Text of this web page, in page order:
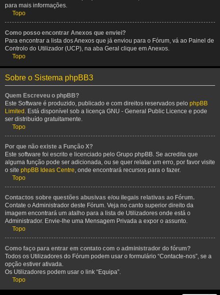
para mais informações.
Topo
Como posso encontrar Anexos que enviei?
Para encontrar a lista dos Anexos que já enviou para o Fórum, vá ao Painel de
Controlo do Utilizador (UCP), na aba Geral clique em Anexos.
Topo
Sobre o Sistema phpBB3
Quem Escreveu o phpBB?
Este Software é produzido, publicado e com direitos reservados pelo phpBB
Limited . Está disponível sob a licença GNU - General Public Licence e pode
ser distribuído gratuitamente.
Topo
Por que não existe a Função X?
Este software foi escrito e licenciado pelo Grupo phpBB. Se acredita que
alguma função pode ser adicionada, ou se quer relatar um erro, por favor visite
o site phpBB Ideas Centre, onde encontrará recursos para o fazer.
Topo
Contactos sobre questões abusivas e/ou ilegais relativas ao Fórum.
Contate o Administrador deste Fórum. Veja no canto superior direito da
imagem encontrará um atalho para a lista de Utilizadores onde está o
Administrador. Envie-lhe uma Mensagem Privada a expor o assunto.
Topo
Como faço para entrar em contato com o administrador do fórum?
Todos os Utilizadores do Fórum podem usar o formulário “Contacte-nos”, se a
opção estiver ativada.
Os Utilizadores podem usar o link “Equipa”.
Topo